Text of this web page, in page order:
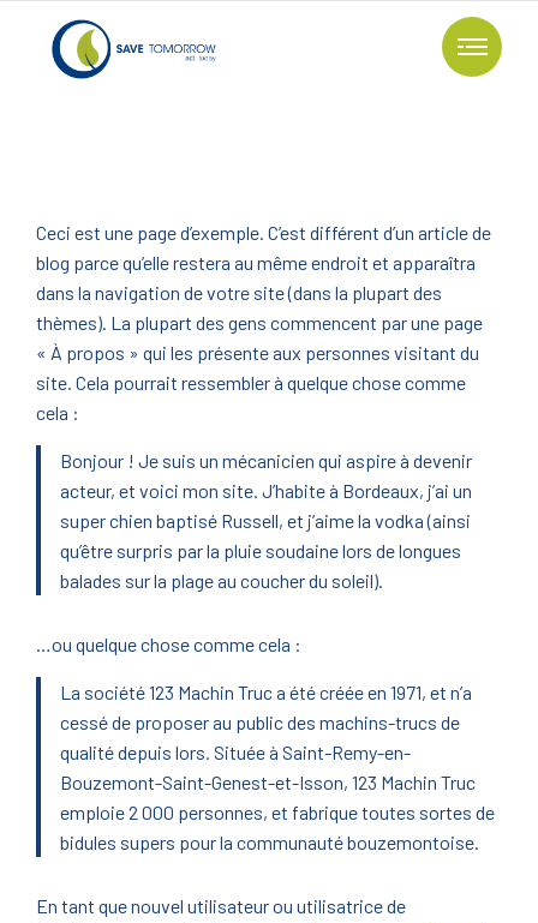
Ceci est une page d’exemple. C’est différent d’un article de
blog parce qu’elle restera au même endroit et apparaîtra
dans la navigation de votre site (dans la plupart des
thèmes). La plupart des gens commencent par une page
« À propos » qui les présente aux personnes visitant du
site. Cela pourrait ressembler à quelque chose comme
cela :
Bonjour ! Je suis un mécanicien qui aspire à devenir
acteur, et voici mon site. J’habite à Bordeaux, j’ai un
super chien baptisé Russell, et j’aime la vodka (ainsi
qu’être surpris par la pluie soudaine lors de longues
balades sur la plage au coucher du soleil).
…ou quelque chose comme cela :
La société 123 Machin Truc a été créée en 1971, et n’a
cessé de proposer au public des machins-trucs de
qualité depuis lors. Située à Saint-Remy-en-
Bouzemont-Saint-Genest-et-Isson, 123 Machin Truc
emploie 2 000 personnes, et fabrique toutes sortes de
bidules supers pour la communauté bouzemontoise.
En tant que nouvel utilisateur ou utilisatrice de